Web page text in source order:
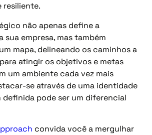
resiliente.
não apenas define a
sua empresa, mas também
mapa, delineando os caminhos a
atingir os objetivos e metas
um ambiente cada vez mais
se através de uma identidade
pode ser um diferencial
convida você a mergulhar